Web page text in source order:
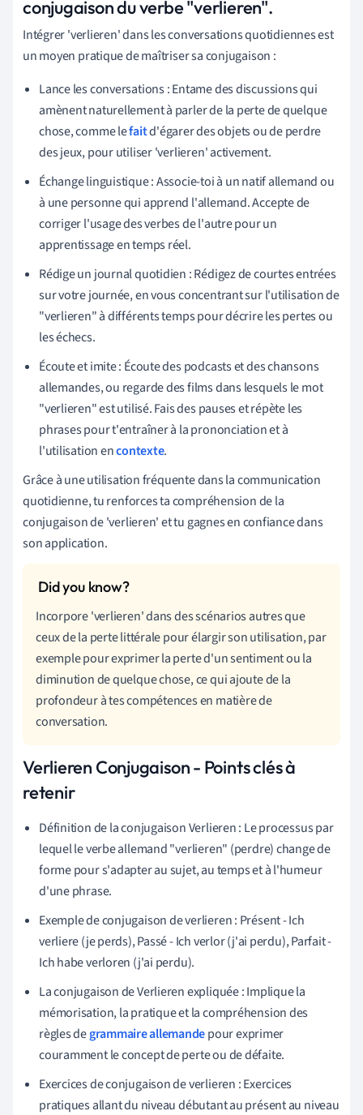
conjugaison du verbe "verlieren".
Intégrer 'verlieren' dans les conversations quotidiennes est
un moyen pratique de maîtriser sa conjugaison :
Lance les conversations : Entame des discussions qui
amènent naturellement à parler de la perte de quelque
chose, comme lefaitd'égarer des objets ou de perdre
des jeux, pour utiliser 'verlieren' activement.
Échange linguistique : Associe-toi à un natif allemand ou
à une personne qui apprend l'allemand. Accepte de
corriger l'usage des verbes de l'autre pour un
apprentissage en temps réel.
Rédige un journal quotidien : Rédigez de courtes entrées
sur votre journée, en vous concentrant sur l'utilisation de
"verlieren" à différents temps pour décrire les pertes ou
les échecs.
Écoute et imite : Écoute des podcasts et des chansons
allemandes, ou regarde des films dans lesquels le mot
"verlieren" est utilisé. Fais des pauses et répète les
phrases pour t'entraîner à la prononciation et à
l'utilisation encontexte.
Grâce à une utilisation fréquente dans la communication
quotidienne, tu renforces ta compréhension de la
conjugaison de 'verlieren' et tu gagnes en confiance dans
son application.
Incorpore 'verlieren' dans des scénarios autres que
ceux de la perte littérale pour élargir son utilisation, par
exemple pour exprimer la perte d'un sentiment ou la
diminution de quelque chose, ce qui ajoute de la
profondeur à tes compétences en matière de
conversation.
Verlieren Conjugaison - Points clés à
retenir
Définition de la conjugaison Verlieren : Le processus par
lequel le verbe allemand "verlieren" (perdre) change de
forme pour s'adapter au sujet, au temps et à l'humeur
d'une phrase.
Exemple de conjugaison de verlieren : Présent - Ich
verliere (je perds), Passé - Ich verlor (j'ai perdu), Parfait -
Ich habe verloren (j'ai perdu).
La conjugaison de Verlieren expliquée : Implique la
mémorisation, la pratique et la compréhension des
règles degrammaire allemandepour exprimer
couramment le concept de perte ou de défaite.
Exercices de conjugaison de verlieren : Exercices
pratiques allant du niveau débutant au présent au niveau